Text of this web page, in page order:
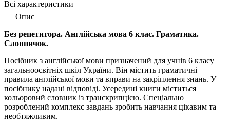
Всі характеристики
Опис
Без репетитора. Англійська мова 6 клас. Граматика.
Словничок.
Посібник з англійської мови призначений для учнів 6 класу
загальноосвітніх шкіл України. Він містить граматичні
правила англійської мови та вправи на закріплення знань. У
посібнику надані відповіді. Усередині книги міститься
кольоровий словник із транскрипцією. Спеціально
розроблений комплекс завдань зробить навчання цікавим та
необтяжливим.